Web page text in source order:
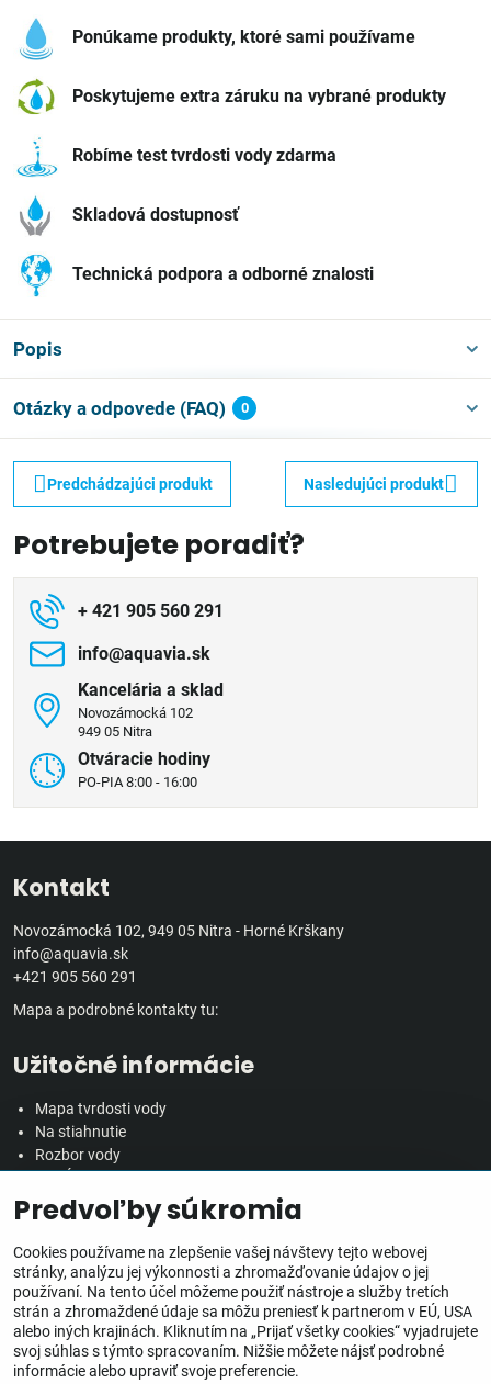
Ponúkame produkty, ktoré sami používame
Poskytujeme extra záruku na vybrané produkty
Robíme test tvrdosti vody zdarma
Skladová dostupnosť
Technická podpora a odborné znalosti
Popis
Otázky a odpovede (FAQ) 0
Predchádzajúci produkt Nasledujúci produkt
Potrebujete poradiť?
+ 421 905 560 291
info​@aquavia​.sk
Kancelária a sklad
Novozámocká 102
949 05 Nitra
Otváracie hodiny
PO-PIA 8:00 - 16:00
Kontakt
Novozámocká 102, 949 05 Nitra - Horné Krškany
info@aquavia.sk
+421 905 560 291
Mapa a podrobné kontakty tu:
Užitočné informácie
Mapa tvrdosti vody
Na stiahnutie
Rozbor vody
Veľkoobchodná spolupráca
Všetko o nákupe
Obchodné podmienky
Ochrana osobných údajov
Reklamačný poriadok
Doprava, doručenie a poplatky
Predvoľby súkromia
Cookies používame na zlepšenie vašej návštevy tejto webovej
stránky, analýzu jej výkonnosti a zhromažďovanie údajov o jej
používaní. Na tento účel môžeme použiť nástroje a služby tretích
strán a zhromaždené údaje sa môžu preniesť k partnerom v EÚ, USA
alebo iných krajinách. Kliknutím na „Prijať všetky cookies“ vyjadrujete
svoj súhlas s týmto spracovaním. Nižšie môžete nájsť podrobné
informácie alebo upraviť svoje preferencie.